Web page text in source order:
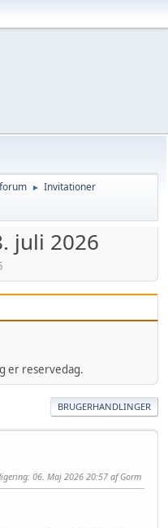
► Invitationer
juli 2026
er reservedag.
BRUGERHANDLINGER
: 06. Maj 2026 20:57 af Gorm